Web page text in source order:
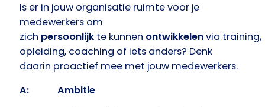
Is er in jouw organisatie ruimte voor je
medewerkers om
zich persoonlijk te kunnen ontwikkelenvia training,
opleiding, coaching of iets anders? Denk
daarin proactief mee met jouw medewerkers.
A: Ambitie